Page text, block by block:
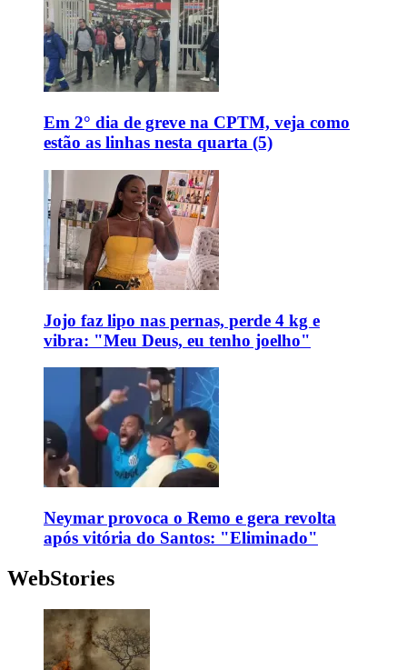
Em 2° dia de greve na CPTM, veja como
estão as linhas nesta quarta (5)
Jojo faz lipo nas pernas, perde 4 kg e
vibra: "Meu Deus, eu tenho joelho"
Neymar provoca o Remo e gera revolta
após vitória do Santos: "Eliminado"
WebStories